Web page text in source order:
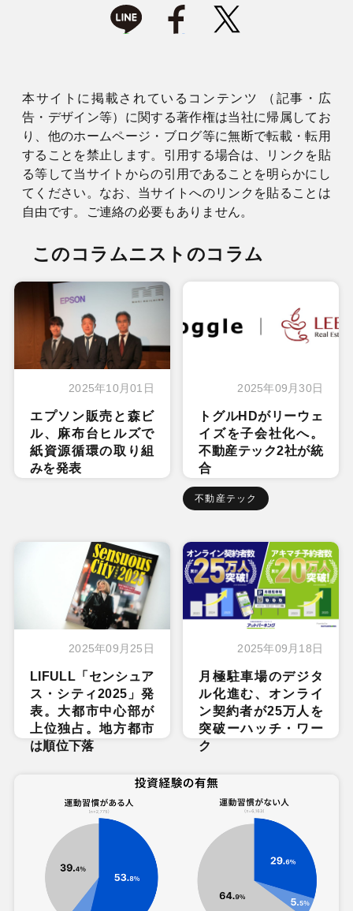
本サイトに掲載されているコンテンツ （記事・広
告・デザイン等）に関する著作権は当社に帰属してお
り、他のホームページ・ブログ等に無断で転載・転用
することを禁止します。引用する場合は、リンクを貼
る等して当サイトからの引用であることを明らかにし
てください。なお、当サイトへのリンクを貼ることは
自由です。ご連絡の必要もありません。
このコラムニストのコラム
2025年10月01日
エプソン販売と森ビ
ル、麻布台ヒルズで
紙資源循環の取り組
みを発表
2025年09月30日
トグルHDがリーウェ
イズを子会社化へ。
不動産テック2社が統
合
不動産テック
2025年09月25日
LIFULL「センシュア
ス・シティ2025」発
表。大都市中心部が
上位独占。地方都市
は順位下落
2025年09月18日
月極駐車場のデジタ
ル化進む、オンライ
ン契約者が25万人を
突破ーハッチ・ワー
ク